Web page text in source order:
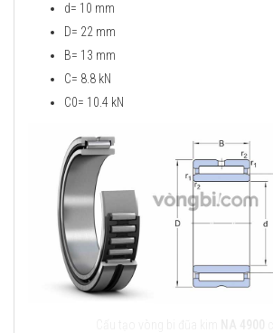
d= 10 mm
D= 22 mm
B= 13 mm
C= 8.8 kN
C0= 10.4 kN
NA 4900